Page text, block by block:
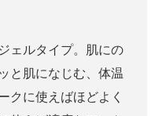
ェルタイプ。肌にの
と肌になじむ、体温
クに使えばほどよく